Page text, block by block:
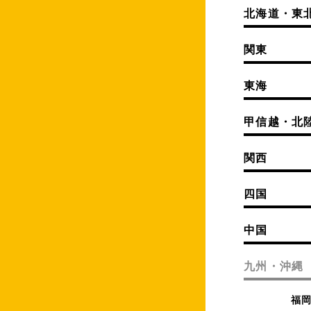
北海道・東
関東
東海
甲信越・北
関西
四国
中国
九州・沖縄
福